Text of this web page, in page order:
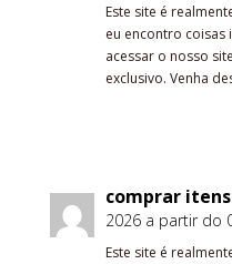
Este site é
eu encontro coisas
acessar o nosso
exclusivo. Venha
comprar
2026 a partir do
Este site é